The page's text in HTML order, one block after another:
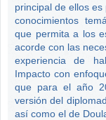
principal de ellos
conocimientos
que permita a los
acorde con las
experiencia de
Impacto con
que para el año
versión del
así como el de